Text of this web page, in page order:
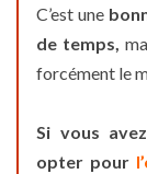
C’est une
de temps,
forcément le
Si vous
opter pour